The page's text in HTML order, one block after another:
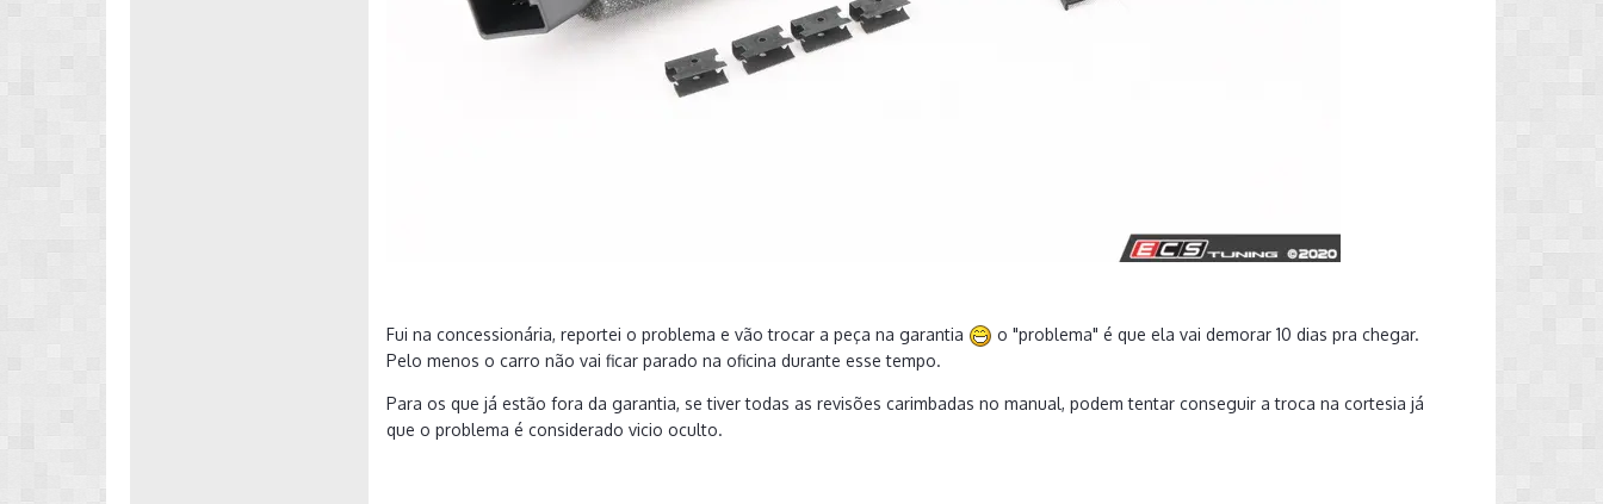
Fui na concessionária, reportei o problema e vão trocar a peça na garantia
o "problema" é que ela vai demorar 10 dias pra chegar.
Pelo menos o carro não vai ficar parado na oficina durante esse tempo.
Para os que já estão fora da garantia, se tiver todas as revisões carimbadas no manual, podem tentar conseguir a troca na cortesia já
que o problema é considerado vicio oculto.